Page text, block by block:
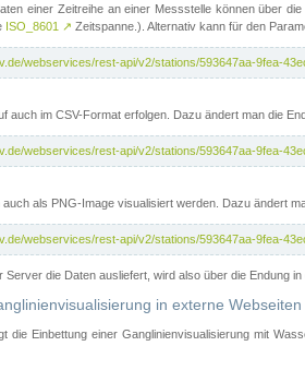
einer Zeitreihe an einer Messstelle können über
ISO_8601 ↗ Zeitspanne.). Alternativ kann für den
webservices/rest-api/v2/stations/593647aa-9fea-
auch im CSV-Format erfolgen. Dazu ändert man die
webservices/rest-api/v2/stations/593647aa-9fea-
als PNG-Image visualisiert werden. Dazu ändert
webservices/rest-api/v2/stations/593647aa-9fea-
Server die Daten ausliefert, wird also über die Endung in
in externe
die Einbettung einer Ganglinienvisualisierung mit